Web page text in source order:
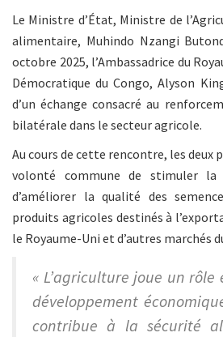
Le Ministre d’État, Ministre de
alimentaire, Muhindo Nzangi
octobre 2025, l’Ambassadrice du
Démocratique du Congo, Alyson
d’un échange consacré au
bilatérale dans le secteur agricole.
Au cours de cette rencontre, les deux
volonté commune de stimuler la
d’améliorer la qualité des
produits agricoles destinés à
le Royaume-Uni et d’autres marchés
« L’agriculture joue un rôle
développement
contribue à la sécurité